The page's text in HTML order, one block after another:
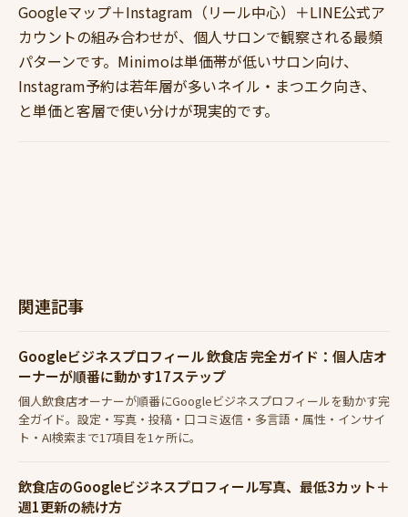
Googleマップ＋Instagram（リール中心）＋LINE公式ア
カウントの組み合わせが、個人サロンで観察される最頻
パターンです。Minimoは単価帯が低いサロン向け、
Instagram予約は若年層が多いネイル・まつエク向き、
と単価と客層で使い分けが現実的です。
関連記事
Googleビジネスプロフィール 飲食店 完全ガイド：個人店オ
ーナーが順番に動かす17ステップ
個人飲食店オーナーが順番にGoogleビジネスプロフィールを動かす完
全ガイド。設定・写真・投稿・口コミ返信・多言語・属性・インサイ
ト・AI検索まで17項目を1ヶ所に。
飲食店のGoogleビジネスプロフィール写真、最低3カット＋
週1更新の続け方